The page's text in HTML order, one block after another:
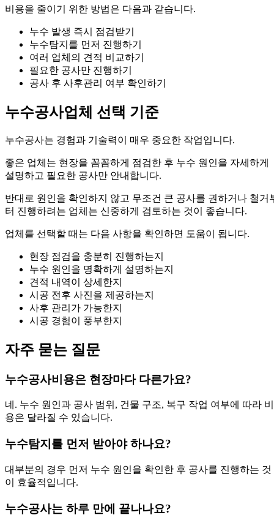
비용을 줄이기 위한 방법은 다음과 같습니다.
누수 발생 즉시 점검받기
누수탐지를 먼저 진행하기
여러 업체의 견적 비교하기
필요한 공사만 진행하기
공사 후 사후관리 여부 확인하기
누수공사업체 선택 기준
누수공사는 경험과 기술력이 매우 중요한 작업입니다.
좋은 업체는 현장을 꼼꼼하게 점검한 후 누수 원인을 자세하게
설명하고 필요한 공사만 안내합니다.
반대로 원인을 확인하지 않고 무조건 큰 공사를 권하거나 철거
터 진행하려는 업체는 신중하게 검토하는 것이 좋습니다.
업체를 선택할 때는 다음 사항을 확인하면 도움이 됩니다.
현장 점검을 충분히 진행하는지
누수 원인을 명확하게 설명하는지
견적 내역이 상세한지
시공 전후 사진을 제공하는지
사후 관리가 가능한지
시공 경험이 풍부한지
자주 묻는 질문
누수공사비용은 현장마다 다른가요?
네. 누수 원인과 공사 범위, 건물 구조, 복구 작업 여부에 따라 비
용은 달라질 수 있습니다.
누수탐지를 먼저 받아야 하나요?
대부분의 경우 먼저 누수 원인을 확인한 후 공사를 진행하는 것
이 효율적입니다.
누수공사는 하루 만에 끝나나요?